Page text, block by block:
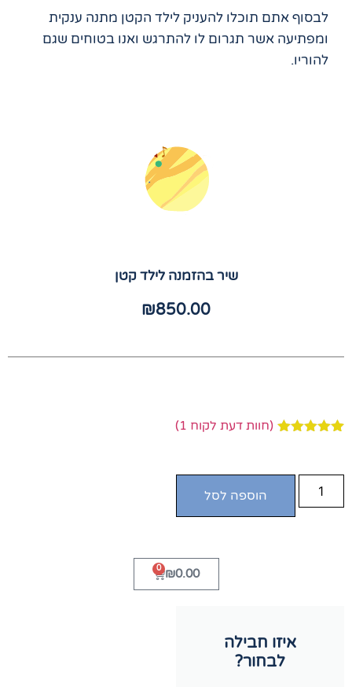
לבסוף אתם תוכלו להעניק לילד הקטן מתנה ענקית
ומפתיעה אשר תגרום לו להתרגש ואנו בטוחים שגם
להוריו.
שיר בהזמנה לילד קטן
₪850.00
לקוחות
(חוות דעת לקוח 1
)
הוספה לסל
₪0.00
0
איזו חבילה
לבחור?